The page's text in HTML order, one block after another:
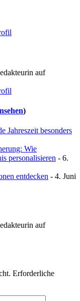
auf
)
Jahreszeit besonders
Wie
personalisieren - 6.
entdecken - 4. Juni
auf
Erforderliche